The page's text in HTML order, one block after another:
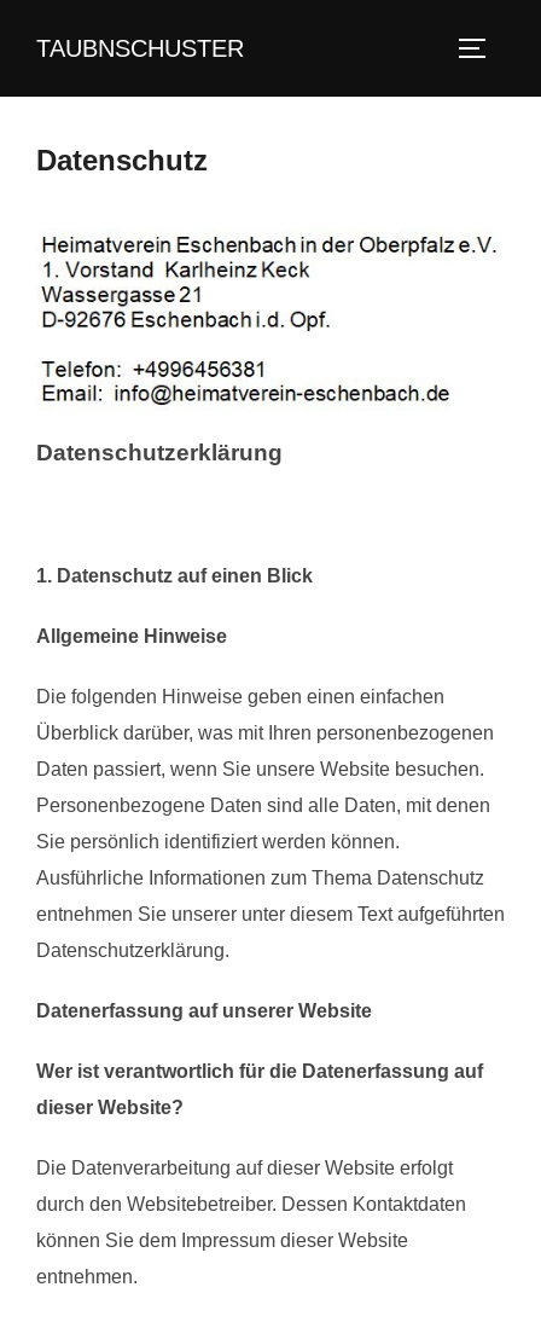
InhaltTAUBNSCHUSTER
Datenschutz
Datenschutzerklärung
1. Datenschutz auf einen Blick
Allgemeine Hinweise
Die folgenden Hinweise geben einen einfachen
Überblick darüber, was mit Ihren personenbezogenen
Daten passiert, wenn Sie unsere Website besuchen.
Personenbezogene Daten sind alle Daten, mit denen
Sie persönlich identifiziert werden können.
Ausführliche Informationen zum Thema Datenschutz
entnehmen Sie unserer unter diesem Text aufgeführten
Datenschutzerklärung.
Datenerfassung auf unserer Website
Wer ist verantwortlich für die Datenerfassung auf
dieser Website?
Die Datenverarbeitung auf dieser Website erfolgt
durch den Websitebetreiber. Dessen Kontaktdaten
können Sie dem Impressum dieser Website
entnehmen.